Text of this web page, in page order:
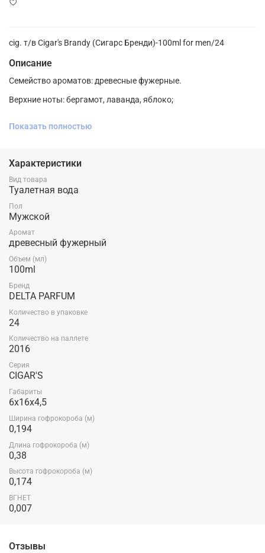
cig. т/в Cigar's Brandy (Сигарс Бренди)-100ml for men/24
Описание
Семейство ароматов: древесные фужерные.
Верхние ноты: бергамот, лаванда, яблоко;
Уникальный аромат, который выделяется своей
изысканностью. Древесные и цветочные ноты переплетаются
с фруктовым акцентом, образуя идеальную гармонию. Эта
композиция воплощает в себе шарм и элегантность, придавая
уверенность и запоминаясь как символ безупречности и
стиля.
Показать полностью
Характеристики
Вид товара
Туалетная вода
Пол
Мужской
Аромат
древесный фужерный
Объем (мл)
100ml
Бренд
DELTA PARFUM
Количество в упаковке
24
Количество на паллете
2016
Серия
CIGAR'S
Габариты
6x16x4,5
Ширина гофрокороба (м)
0,194
Длина гофрокороба (м)
0,38
Высота гофрокороба (м)
0,174
ВГНЕТ
0,007
Отзывы